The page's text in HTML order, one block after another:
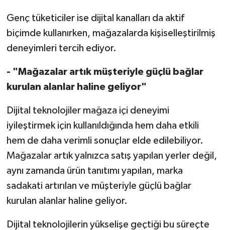
Genç tüketiciler ise dijital kanalları da aktif
biçimde kullanırken, mağazalarda kişiselleştirilmiş
deneyimleri tercih ediyor.
- "Mağazalar artık müşteriyle güçlü bağlar
kurulan alanlar haline geliyor"
Dijital teknolojiler mağaza içi deneyimi
iyileştirmek için kullanıldığında hem daha etkili
hem de daha verimli sonuçlar elde edilebiliyor.
Mağazalar artık yalnızca satış yapılan yerler değil,
aynı zamanda ürün tanıtımı yapılan, marka
sadakati artırılan ve müşteriyle güçlü bağlar
kurulan alanlar haline geliyor.
Dijital teknolojilerin yükselişe geçtiği bu süreçte